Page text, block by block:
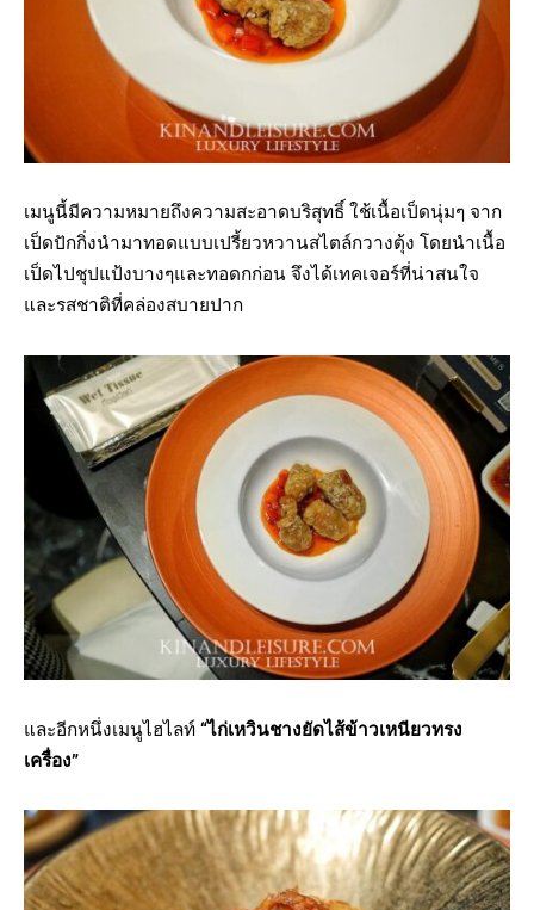
เมนูนี้มีความหมายถึงความสะอาดบริสุทธิ์ ใช้เนื้อเป็ดนุ่มๆ จาก
เป็ดปักกิ่งนำมาทอดแบบเปรี้ยวหวานสไตล์กวางตุ้ง โดยนำเนื้อ
เป็ดไปชุปแป้งบางๆและทอดกก่อน จึงได้เทคเจอร์ที่น่าสนใจ
และรสชาติที่คล่องสบายปาก
และอีกหนึ่งเมนูไฮไลท์ “ไก่เหวินชางยัดไส้ข้าวเหนียวทรง
เครื่อง”